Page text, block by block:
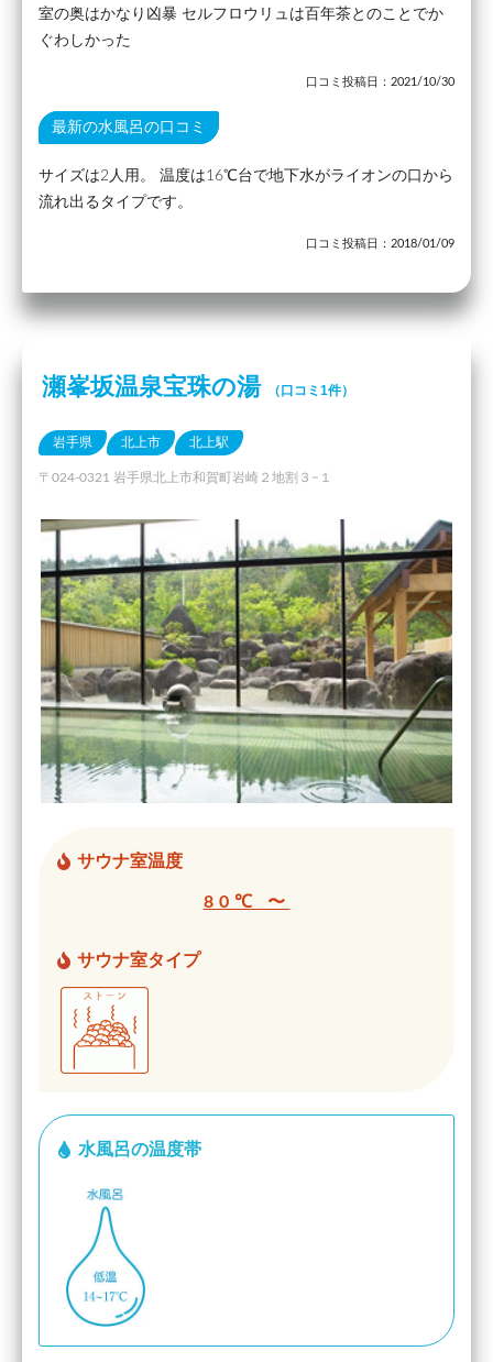
室の奥はかなり凶暴 セルフロウリュは百年茶とのことでか
ぐわしかった
口コミ投稿日：2021/10/30
最新の水風呂の口コミ
サイズは2人用。 温度は16℃台で地下水がライオンの口から
流れ出るタイプです。
口コミ投稿日：2018/01/09
瀬峯坂温泉宝珠の湯 （口コミ1件）
岩手県 北上市 北上駅
〒024-0321 岩手県北上市和賀町岩崎２地割３−１
サウナ室温度
80℃ 〜
サウナ室タイプ
水風呂の温度帯